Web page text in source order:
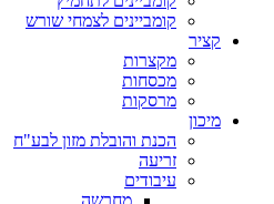
קומביינים לצמחי שורש
קציר
מקצרות
מכסחות
מרסקות
מיכון
הכנת והובלת מזון לבע"ח
זריעה
עיבודים
מחרשה